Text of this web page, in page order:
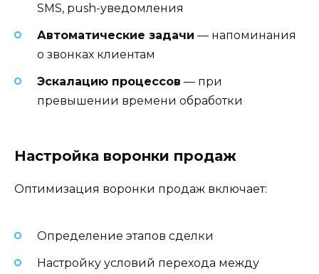
SMS, push-уведомления
Автоматические задачи — напоминания
о звонках клиентам
Эскалацию процессов — при
превышении времени обработки
Настройка воронки продаж
Оптимизация воронки продаж включает:
Определение этапов сделки
Настройку условий перехода между